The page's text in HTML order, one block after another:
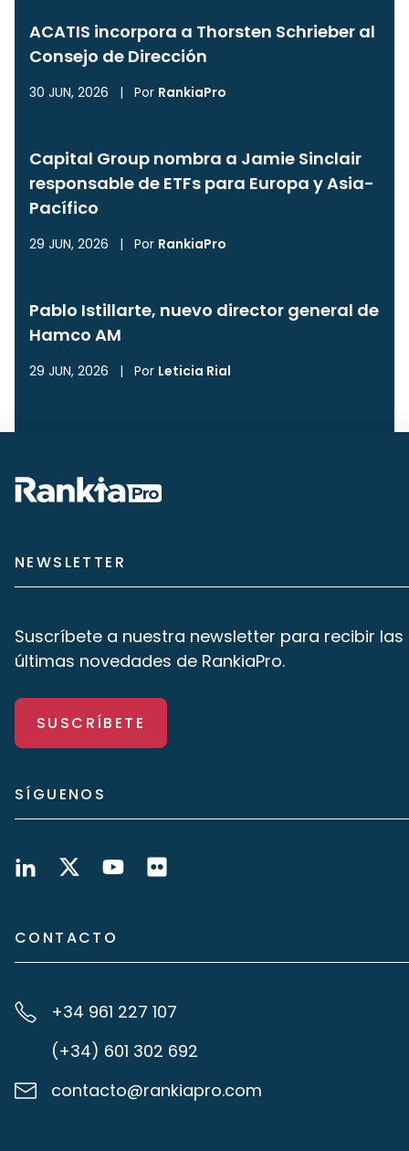
ACATIS incorpora a Thorsten Schrieber al
Consejo de Dirección
30 JUN, 2026 | Por RankiaPro
Capital Group nombra a Jamie Sinclair
responsable de ETFs para Europa y Asia-
Pacífico
29 JUN, 2026 | Por RankiaPro
Pablo Istillarte, nuevo director general de
Hamco AM
29 JUN, 2026 | Por Leticia Rial
NEWSLETTER
Suscríbete a nuestra newsletter para recibir las
últimas novedades de RankiaPro.
SUSCRÍBETE
SÍGUENOS
CONTACTO
+34 961 227 107
(+34) 601 302 692
contacto@rankiapro.com